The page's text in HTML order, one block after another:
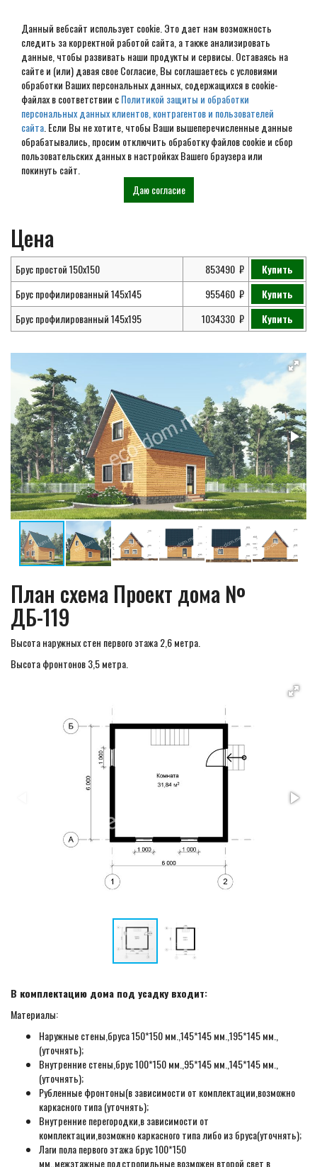
Данный вебсайт использует cookie. Это дает нам возможность
следить за корректной работой сайта, а также анализировать
данные, чтобы развивать наши продукты и сервисы. Оставаясь на
сайте и (или) давая свое Согласие, Вы соглашаетесь с условиями
обработки Ваших персональных данных, содержащихся в cookie-
файлах в соответствии сПолитикой защиты и обработки
персональных данных клиентов, контрагентов и пользователей
сайта . Если Вы не хотите, чтобы Ваши вышеперечисленные данные
обрабатывались, просим отключить обработку файлов cookie и сбор
пользовательских данных в настройках Вашего браузера или
покинуть сайт.
Даю согласие
Проект дома из бруса 6х6 №
ДБ-119
Главная Проекты Дома из бруса Проект дома № ДБ-119
Цена
Брус простой 150х150 853490
Купить
Брус профилированный 145х145
955460
Купить
Брус профилированный 145х195
1034330 Купить
План схема Проект дома №
ДБ-119
Высота наружных стен первого этажа 2,6 метра.
Высота фронтонов 3,5 метра.
В комплектацию дома под усадку входит:
Материалы:
Наружные стены,бруса 150*150 мм.,145*145 мм.,195*145 мм.,
(уточнять);
Внутренние стены,брус 100*150 мм.,95*145 мм.,145*145 мм.,
(уточнять);
Рубленные фронтоны(в зависимости от комплектации,возможно
каркасного типа (уточнять);
Внутренние перегородки,в зависимости от
комплектации,возможно каркасного типа либо из бруса(уточнять);
Лаги пола первого этажа брус 100*150
мм.,межэтажные,подстропильные,возможен второй свет в